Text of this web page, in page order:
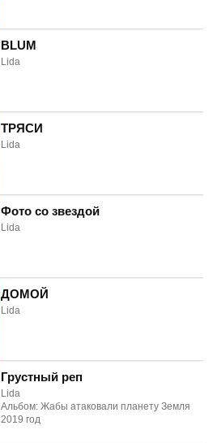
BLUM
Lida
ТРЯСИ
Lida
Фото со звездой
Lida
ДОМОЙ
Lida
Грустный реп
Lida
Альбом: Жабы атаковали планету Земля
2019 год